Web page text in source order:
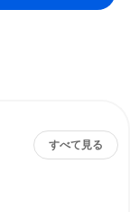
すべて見る